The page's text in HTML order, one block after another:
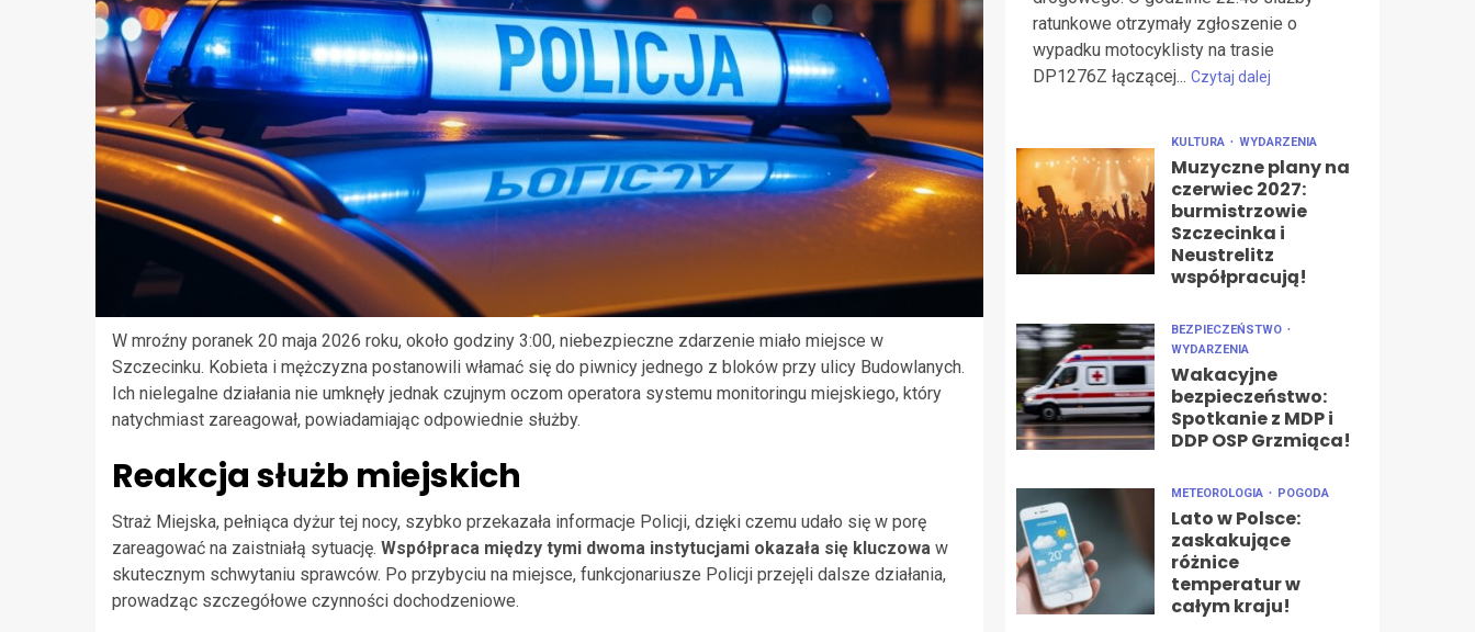
W mroźny poranek 20 maja 2026 roku, około godziny 3:00, niebezpieczne zdarzenie miało miejsce w
Szczecinku. Kobieta i mężczyzna postanowili włamać się do piwnicy jednego z bloków przy ulicy Budowlanych.
Ich nielegalne działania nie umknęły jednak czujnym oczom operatora systemu monitoringu miejskiego, który
natychmiast zareagował, powiadamiając odpowiednie służby.
Reakcja służb miejskich
Straż Miejska, pełniąca dyżur tej nocy, szybko przekazała informacje Policji, dzięki czemu udało się w porę
zareagować na zaistniałą sytuację. Współpraca między tymi dwoma instytucjami okazała się kluczowa w
skutecznym schwytaniu sprawców. Po przybyciu na miejsce, funkcjonariusze Policji przejęli dalsze działania,
prowadząc szczegółowe czynności dochodzeniowe.
ratunkowe otrzymały zgłoszenie o
wypadku motocyklisty na trasie
DP1276Z łączącej... Czytaj dalej
KULTURA WYDARZENIA
Muzyczne plany na
czerwiec 2027:
burmistrzowie
Szczecinka i
Neustrelitz
współpracują!
BEZPIECZEŃSTWO
WYDARZENIA
Wakacyjne
bezpieczeństwo:
Spotkanie z MDP i
DDP OSP Grzmiąca!
METEOROLOGIA POGODA
Lato w Polsce:
zaskakujące
różnice
temperatur w
całym kraju!